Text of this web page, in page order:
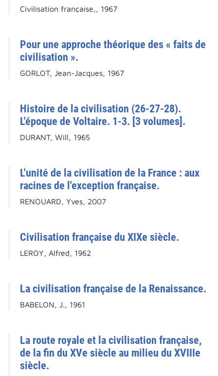
Civilisation française,, 1967
Pour une approche théorique des « faits de
civilisation ».
GORLOT, Jean-Jacques, 1967
Histoire de la civilisation (26-27-28).
L'époque de Voltaire. 1-3. [3 volumes].
DURANT, Will, 1965
L'unité de la civilisation de la France : aux
racines de l'exception française.
RENOUARD, Yves, 2007
Civilisation française du XIXe siècle.
LEROY, Alfred, 1962
La civilisation française de la Renaissance.
BABELON, J., 1961
La route royale et la civilisation française,
de la fin du XVe siècle au milieu du XVIIIe
siècle.